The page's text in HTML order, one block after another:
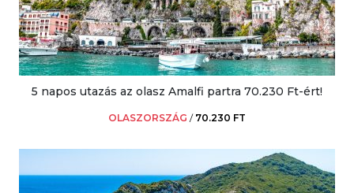
5 napos utazás az olasz Amalfi partra 70.230 Ft-ért!
OLASZORSZÁG / 70.230 FT